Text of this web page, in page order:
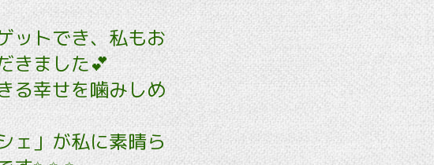
ットでき、私もお
きました💕
る幸せを噛みしめ
ェ」が私に素晴ら